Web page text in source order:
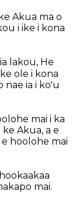
Akua ma o
i ike i kona
lakou, He
ole i kona
nae ia i ko'u
mai i ka
Akua, a e
e hoolohe mai
mai.